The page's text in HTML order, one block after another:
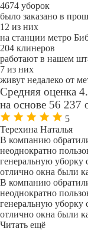
4674 уборок
было заказано в
12 из них
на станции метро
204 клинеров
работают в нашем
7 из них
живут недалеко от
Средняя оценка
на основе 56 237
5
Терехина Наталья
В компанию
неоднократно
генеральную
отлично окна были
В компанию
неоднократно
генеральную
отлично окна были
Читать ещё